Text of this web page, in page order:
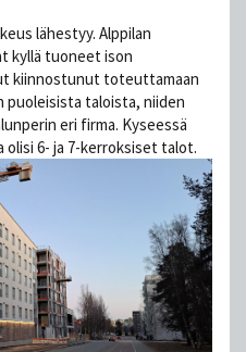
lähestyy. Alppilan
kyllä tuoneet ison
kiinnostunut toteuttamaan
taloista, niiden
eri firma. Kyseessä
olisi 6- ja 7-kerroksiset talot.